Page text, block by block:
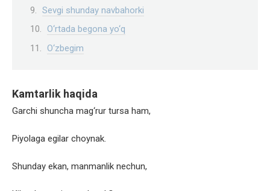
Sevgi shunday navbahorki
O‘rtada begona yo‘q
O‘zbegim
Kamtarlik haqida
Garchi shuncha mag‘rur tursa ham,
Piyolaga egilar choynak.
Shunday ekan, manmanlik nechun,